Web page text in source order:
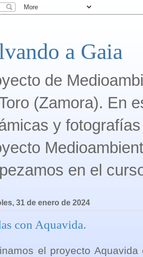
a Gaia
de
(Zamora). En
y
en el
31 de enero de 2024
con Aquavida.
el proyecto